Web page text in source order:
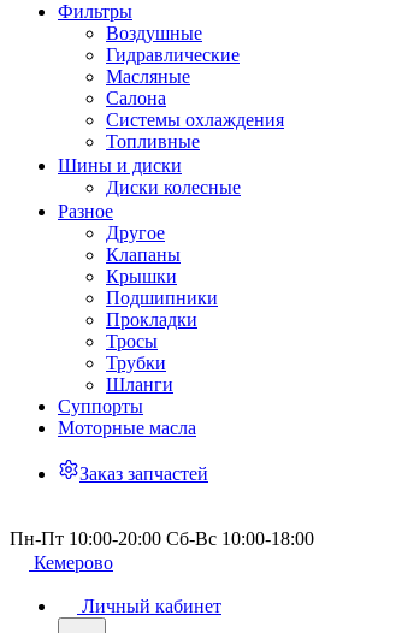
Фильтры
Воздушные
Гидравлические
Масляные
Салона
Системы охлаждения
Топливные
Шины и диски
Диски колесные
Разное
Другое
Клапаны
Крышки
Подшипники
Прокладки
Тросы
Трубки
Шланги
Суппорты
Моторные масла
Заказ запчастей
Пн-Пт 10:00-20:00 Сб-Вс 10:00-18:00
Кемерово
Личный кабинет